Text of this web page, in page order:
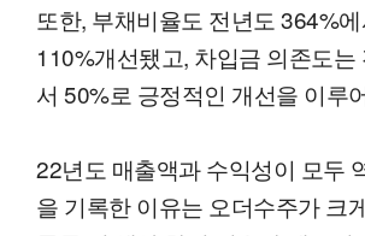
또한, 부채비율도 전년도 364%
110%개선됐고, 차입금 의존도는
서 50%로 긍정적인 개선을 이루
22년도 매출액과 수익성이 모두
을 기록한 이유는 오더수주가 크